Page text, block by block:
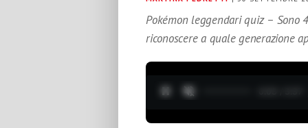
Pokémon leggendari quiz – Sono
riconoscere a quale generazione